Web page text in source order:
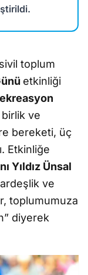
toplum
etkinliği
ve
bereketi, üç
Etkinliğe
Yıldız Ünsal
ve
toplumumuza
diyerek